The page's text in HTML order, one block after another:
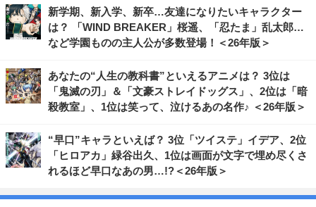
新学期、新入学、新卒…友達になりたいキャラクター
は？ 「WIND BREAKER」桜遥、「忍たま」乱太郎…
など学園ものの主人公が多数登場！＜26年版＞
あなたの“人生の教科書”といえるアニメは？ 3位は
「鬼滅の刃」＆「文豪ストレイドッグス」、2位は「暗
殺教室」、1位は笑って、泣けるあの名作♪ ＜26年版＞
“早口”キャラといえば？ 3位「ツイステ」イデア、2位
「ヒロアカ」緑谷出久、1位は画面が文字で埋め尽くさ
れるほど早口なあの男…!?＜26年版＞